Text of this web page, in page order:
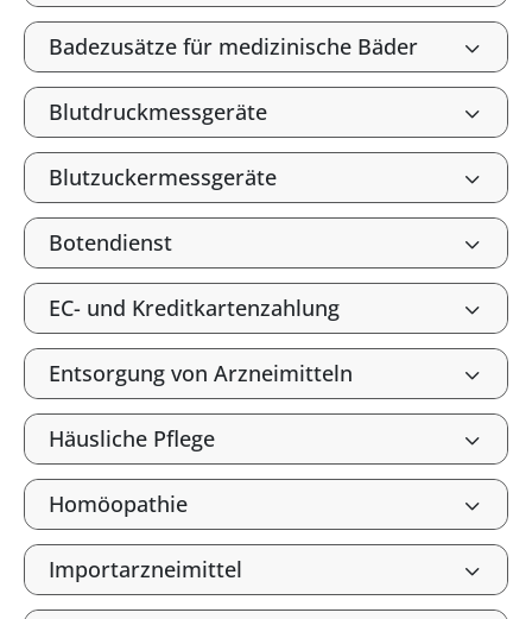
Badezusätze für medizinische Bäder
Blutdruckmessgeräte
Blutzuckermessgeräte
Botendienst
EC- und Kreditkartenzahlung
Entsorgung von Arzneimitteln
Häusliche Pflege
Homöopathie
Importarzneimittel